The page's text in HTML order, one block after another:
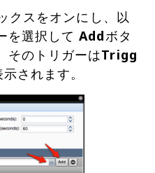
クスをオンにし、以
を選択してAddボタ
そのトリガーはTrigg